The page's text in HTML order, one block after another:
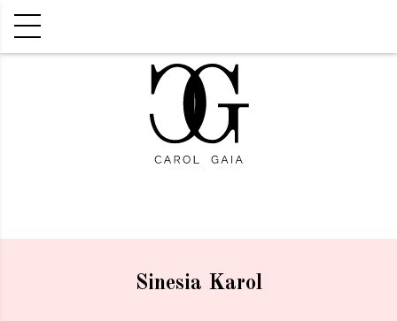
Sinesia Karol